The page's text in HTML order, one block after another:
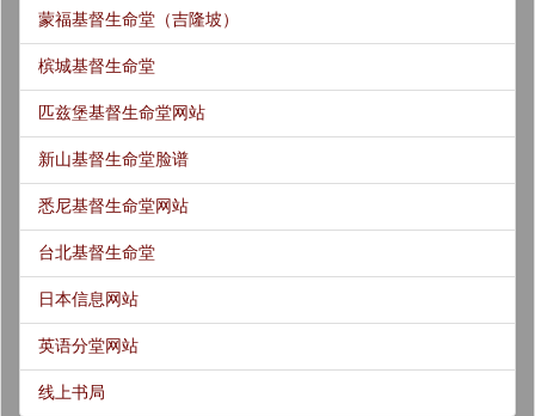
蒙福基督生命堂（吉隆坡）
槟城基督生命堂
匹兹堡基督生命堂网站
新山基督生命堂脸谱
悉尼基督生命堂网站
台北基督生命堂
日本信息网站
英语分堂网站
线上书局